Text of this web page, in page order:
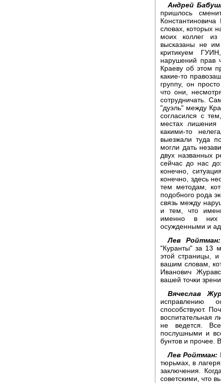
Андрей
пришлось
словах, которых
моих коллег из
высказаны не
критикуем
нарушений прав
Краеву об этом
какие-то
группу, он
что они,
сотрудничать.
"дуэль" между
согласился с
местах лишения
какими-то
выезжали туда
могли дать
двух названных
сейчас до нас
конечно,
конечно, здесь
тем методам,
подобного рода
связь между
и тем, что
именно в них
осужденными и
Лев Ройтман:
"Куранты" за 13
этой страницы,
вашим словам,
Иванович
вашей точки
Вячеслав
исправлению
способствуют.
воспитательная
не ведется.
послушными и
бунтов и прочее.
Лев Ройтман:
тюрьмах, в
заключения.
советскими, что